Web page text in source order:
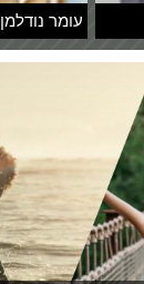
עומר